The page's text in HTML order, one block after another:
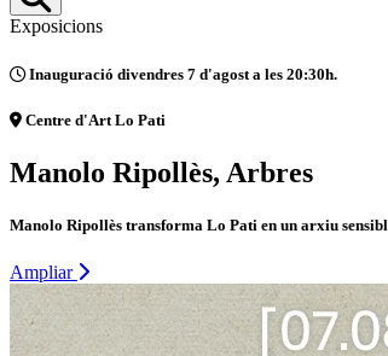
Exposicions
Inauguració divendres 7 d'agost a les 20:30h.
Centre d'Art Lo Pati
Manolo Ripollès, Arbres
Manolo Ripollès transforma Lo Pati en un arxiu
Ampliar